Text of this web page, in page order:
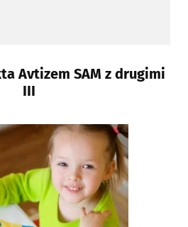
Avtizem SAM z drugimi
III